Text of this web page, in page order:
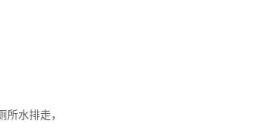
水排走，